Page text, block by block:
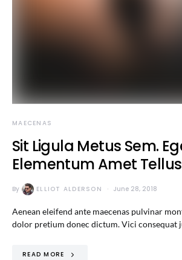
MAECENAS
Sit Ligula Metus Sem.
Elementum Amet Tellus
By ELLIOT ALDERSON June 28, 2018
Aenean eleifend ante maecenas pulvinar
dolor pretium donec dictum. Vici consequat
READ MORE